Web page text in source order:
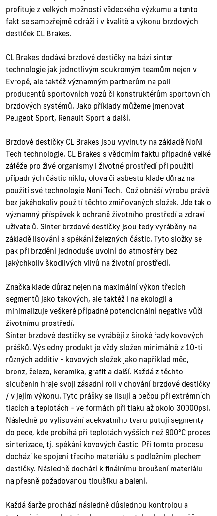
profituje z velkých možností vědeckého výzkumu a tento
fakt se samozřejmě odráží i v kvalitě a výkonu brzdových
destiček CL Brakes.
CL Brakes dodává brzdové destičky na bázi sinter
technologie jak jednotlivým soukromým teamům nejen v
Evropě, ale taktéž významným partnerům na poli
producentů sportovních vozů či konstruktérům sportovních
brzdových systémů. Jako příklady můžeme jmenovat
Peugeot Sport, Renault Sport a další.
Brzdové destičky CL Brakes jsou vyvinuty na základě NoNi
Tech technologie. CL Brakes s vědomím faktu případné velké
zátěže pro živé organismy i životné prostředí při použití
případných částic niklu, olova či asbestu klade důraz na
použití své technologie Noni Tech. Což obnáší výrobu právě
bez jakéhokoliv použití těchto zmiňovaných složek. Jde tak o
významný příspěvek k ochraně životního prostředí a zdraví
uživatelů. Sinter brzdové destičky jsou tedy vyráběny na
základě lisování a spékání železných částic. Tyto složky se
pak při brzdění jednoduše uvolní do atmosféry bez
jakýchkoliv škodlivých vlivů na životní prostředí.
Značka klade důraz nejen na maximální výkon třecích
segmentů jako takových, ale taktéž i na ekologii a
minimalizuje veškeré případné potencionální negativa vůči
životnímu prostředí.
Sinter brzdové destičky se vyrábějí z široké řady kovových
prášků. Výsledný produkt je vždy složen minimálně z 10-ti
různých additiv - kovových složek jako například měd,
bronz, železo, keramika, grafit a další. Každá z těchto
sloučenin hraje svoji zásadní roli v chování brzdové destičky
/ v jejím výkonu. Tyto prášky se lisují a pečou při extrémních
tlacích a teplotách - ve formách při tlaku až okolo 30000psi.
Následně po vylisování adekvátního tvaru putují segmenty
do pece, kde probíhá při teplotách vyšších než 900°C proces
sinterizace, tj. spékání kovových částic. Při tomto procesu
dochází ke spojení třecího materiálu s podložním plechem
destičky. Následně dochází k finálnímu broušení materiálu
na přesně požadovanou tloušťku a balení.
Každá šarže prochází následně důslednou kontrolou a